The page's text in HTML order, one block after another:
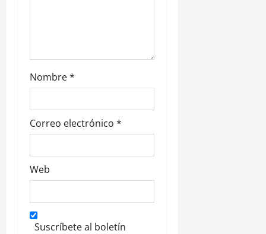
Nombre*
Correo electrónico *
Web
Suscríbete al boletín